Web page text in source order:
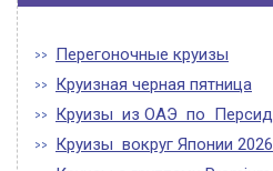
Перегоночные круизы
Круизная черная пятница
Круизы из ОАЭ по
Круизы вокруг Японии 2026